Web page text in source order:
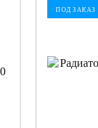
ПОД ЗАКАЗ